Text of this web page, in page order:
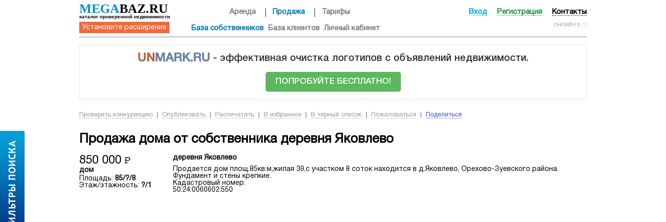
MEGABAZ.RU
каталог проверенной недвижимости
Установите расширение
Аренда Продажа Тарифы
База собственников База клиентов Личный кабинет
Контакты
Регистрация
Вход
ОНЛАЙН 0 (1)
UN MARK.RU - эффективная очистка логотипов с объявлений недвижимости.
ПОПРОБУЙТЕ БЕСПЛАТНО!
Проверить конкуренцию Опубликовать Распечатать В избранное В чёрный список Пожаловаться Поделиться
Продажа дома от собственника деревня Яковлево
850 000 Р
дом
Площадь: 85/?/8
Этаж/этажность: ?/1
деревня Яковлево
Продается дом площ.85кв.м,жилая 39,с участком 8 соток находится в д.Яковлево, Орехово-Зуевского района.
Фундамент и стены крепкие.
Кадастровый номер:
50:24:0060602:550